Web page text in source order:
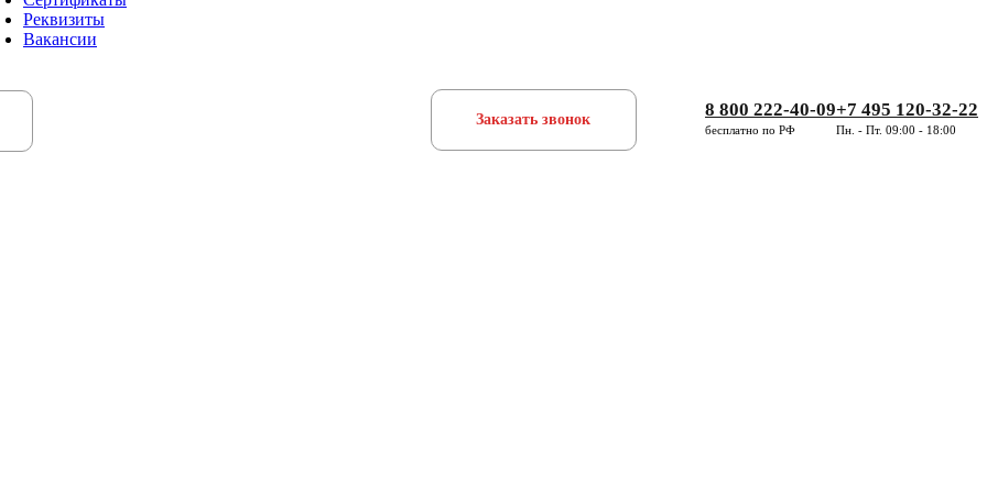
Реквизиты
Вакансии
Заказать звонок 8 800 222-40-09
бесплатно по РФ
+7 495 120-32-22
Пн. - Пт. 09:00 - 18:00